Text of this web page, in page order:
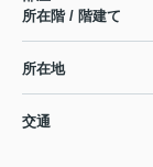
所在階 / 階建て
所在地
交通